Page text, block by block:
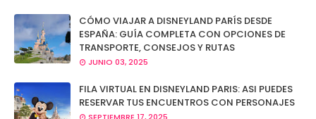
CÓMO VIAJAR A DISNEYLAND PARÍS DESDE
ESPAÑA: GUÍA COMPLETA CON OPCIONES DE
TRANSPORTE, CONSEJOS Y RUTAS
JUNIO 03, 2025
FILA VIRTUAL EN DISNEYLAND PARIS: ASI PUEDES
RESERVAR TUS ENCUENTROS CON PERSONAJES